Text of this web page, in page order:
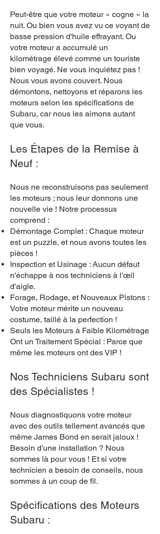
Peut-être que votre moteur « cogne » la
nuit. Ou bien vous avez vu ce voyant de
basse pression d'huile effrayant. Ou
votre moteur a accumulé un
kilométrage élevé comme un touriste
bien voyagé. Ne vous inquiétez pas !
Nous vous avons couvert. Nous
démontons, nettoyons et réparons les
moteurs selon les spécifications de
Subaru, car nous les aimons autant
que vous.
Les Étapes de la Remise à
Neuf :
Nous ne reconstruisons pas seulement
les moteurs ; nous leur donnons une
nouvelle vie ! Notre processus
comprend :
Démontage Complet : Chaque moteur
est un puzzle, et nous avons toutes les
pièces !
Inspection et Usinage : Aucun défaut
n'échappe à nos techniciens à l'œil
d'aigle.
Forage, Rodage, et Nouveaux Pistons :
Votre moteur mérite un nouveau
costume, taillé à la perfection !
Seuls les Moteurs à Faible Kilométrage
Ont un Traitement Spécial : Parce que
même les moteurs ont des VIP !
Nos Techniciens Subaru sont
des Spécialistes !
Nous diagnostiquons votre moteur
avec des outils tellement avancés que
même James Bond en serait jaloux !
Besoin d'une installation ? Nous
sommes là pour vous ! Et si votre
technicien a besoin de conseils, nous
sommes à un coup de fil.
Spécifications des Moteurs
Subaru :